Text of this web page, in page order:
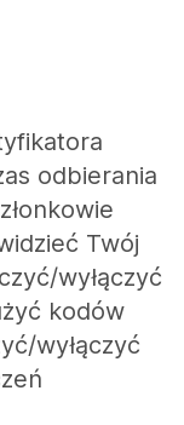
odbierania
Twój
wyłączyć
kodów
wyłączyć